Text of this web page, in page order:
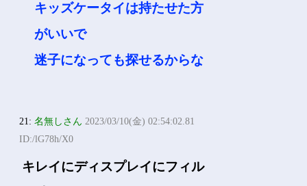
キッズケータイは持たせた方
がいいで
迷子になっても探せるからな
21:名無しさん 2023/03/10(金) 02:54:02.81
ID:/lG78h/X0
キレイにディスプレイにフィル